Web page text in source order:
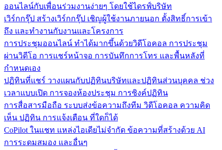
ออนไลน์กับเพื่อนร่วมงานง่ายๆ โดยใช้ไดรฟ์บริษัท
เวิร์กกรุ๊ป สร้างเวิร์กกรุ๊ป เชิญผู้ใช้งานภายนอก ตั้งสิทธิ์การเข้า
ถึง และทำงานกับงานและโครงการ
การประชุมออนไลน์ ทำได้มากขึ้นด้วยวิดีโอคอล การประชุม
ผ่านวิดีโอ การแชร์หน้าจอ การบันทึกการโทร และพื้นหลังที่
กำหนดเอง
ปฏิทินที่แชร์ วางแผนกับปฏิทินบริษัทและปฏิทินส่วนบุคคล ช่วง
เวลาแบบเปิด การจองห้องประชุม การซิงค์ปฏิทิน
การสื่อสารมือถือ ระบบส่งข้อความถึงทีม วิดีโอคอล ความคิด
เห็น ปฏิทิน การแจ้งเตือน ที่ใดก็ได้
CoPilot ในแชท แหล่งไอเดียไม่จำกัด ข้อความที่สร้างด้วย AI
การระดมสมอง และอื่นๆ